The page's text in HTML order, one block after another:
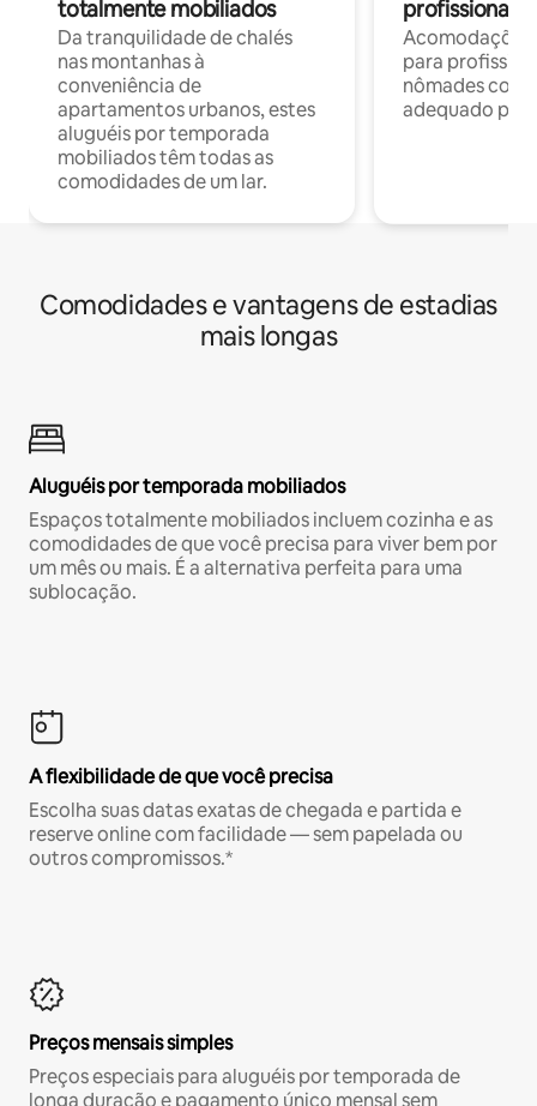
totalmente mobiliados
Da tranquilidade de chalés
nas montanhas à
conveniência de
apartamentos urbanos, estes
aluguéis por temporada
mobiliados têm todas as
comodidades de um lar.
profissionais
para
nômades com
adequado
Comodidades e vantagens de estadias
mais longas
Aluguéis por temporada mobiliados
Espaços totalmente mobiliados incluem cozinha e as
comodidades de que você precisa para viver bem por
um mês ou mais. É a alternativa perfeita para uma
sublocação.
A flexibilidade de que você precisa
Escolha suas datas exatas de chegada e partida e
reserve online com facilidade — sem papelada ou
outros compromissos.*
Preços mensais simples
Preços especiais para aluguéis por temporada de
longa duração e pagamento único mensal sem